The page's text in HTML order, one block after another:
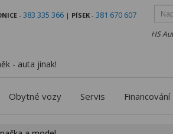
- 383 335 366 | PÍSEK - 381 670 607
HS
- auta jinak!
Obytné vozy Servis Financování